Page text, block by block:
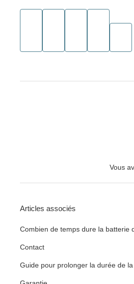
Vous
Articles associés
Combien de temps dure la batterie
Contact
Guide pour prolonger la durée de